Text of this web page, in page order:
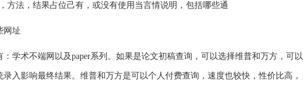
方法，结果占位己有，或没有使用当言情说明，包括哪些通
网址
学术不端网以及paper系列。如果是论文初稿查询，可以选择维普和万方，可以
入影响最终结果。维普和万方是可以个人付费查询，速度也较快，性价比高，